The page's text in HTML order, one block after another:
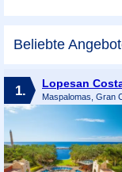
Beliebte
1. Maspalomas, Gran